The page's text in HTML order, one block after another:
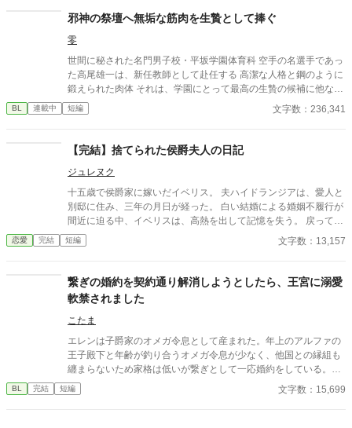
話。
邪神の祭壇へ無垢な筋肉を生贄として捧ぐ
零
世間に秘された名門男子校・平坂学園体育科 空手の名選手であっ
た高尾雄一は、新任教師として赴任する 高潔な人格と鋼のように
鍛えられた肉体 それは、学園にとって最高の生贄の候補に他なら
なかった 至高の筋肉を持つ、精神を削られ意志をなくした青年を
太古の神に捧げるため、“水”、“風”、“土”の信奉者達が暗躍する 意
校で繰り広げられるダークファンタジー
BL 連載中 短編 文字数：236,341
【完結】捨てられた侯爵夫人の日記
ジュレヌク
十五歳で侯爵家に嫁いだイベリス。 夫ハイドランジアは、愛人と
別邸に住み、三年の月日が経った。 白い結婚による婚姻不履行が
間近に迫る中、イベリスは、高熱を出して記憶を失う。 戻ってき
た夫は、妻に仕える侍女アリッサムから、いない月日の間書き綴
られた日記を手渡される。 そこには、出会った日から自分を恋し
なり、美しく成長した妻を前に、ハイドランジアは、心が揺ら
ぐ。 自分への恋心を忘れてしまったとしても、これ程までに思っ
てくれていたのなら、また、愛を育めるのではないのか？ 様々な
人間の思いが交錯し、物語は、思わぬ方向へと進んでいく。
恋愛 完結 短編 文字数：13,157
繋ぎの婚約を契約通り解消しようとしたら、王宮に溺愛
軟禁されました
こたま
エレンは子爵家のオメガ令息として産まれた。年上のアルファの
王子殿下と年齢が釣り合うオメガ令息が少なく、他国との縁組も
纏まらないため家格は低いが繋ぎとして一応婚約をしている。王
子のことは兄のように慕っており、初恋の人ではあるけれど、契
約終了時期か王子に想い人が現れた時には解消されるものと考え
BL 完結 短編 文字数：15,699